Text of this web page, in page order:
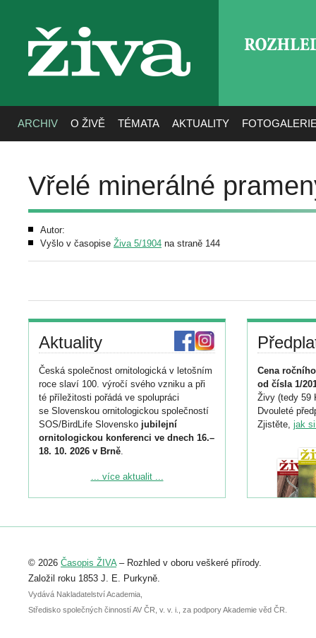
živa
ARCHIV O ŽIVĚ TÉMATA AKTUALITY
Vřelé minerálné
Autor:
Vyšlo v časopise Živa 5/1904 na straně 144
Aktuality
Česká společnost ornitologická v letošním
roce slaví 100. výročí svého vzniku a při
té příležitosti pořádá ve spolupráci
se Slovenskou ornitologickou společností
SOS/BirdLife Slovensko jubilejní
ornitologickou konferenci ve dnech 16.–
18. 10. 2026 v Brně.
Podrobnější informace ke konferenci
Registrovat se můžete do 6. září.
abstraktu přihlášené přednášky nebo
posteru je už 30. června.
... více aktualit ...
Cena
od čísla 1/
Živy (tedy 59
Dvouleté
Zjistěte, jak
© 2026 Časopis ŽIVA– Rozhled v oboru veškeré přírody.
Založil roku 1853 J. E. Purkyně.
Vydává Nakladatelství Academia,
Středisko společných činností AV ČR, v. v. i., za podpory Akademie věd ČR.